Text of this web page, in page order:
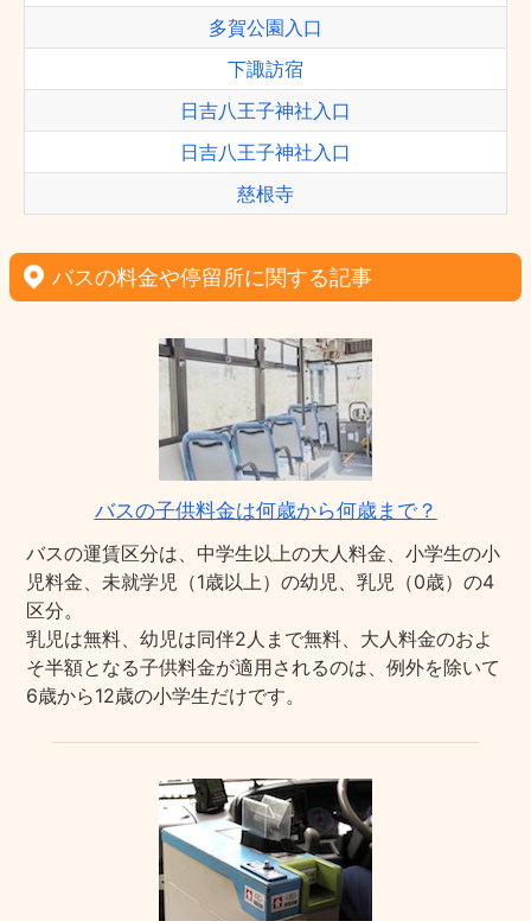
多賀公園入口
下諏訪宿
日吉八王子神社入口
日吉八王子神社入口
慈根寺
バスの料金や停留所に関する記事
バスの子供料金は何歳から何歳まで？
バスの運賃区分は、中学生以上の大人料金、小学生の小
児料金、未就学児（1歳以上）の幼児、乳児（0歳）の4
区分。
乳児は無料、幼児は同伴2人まで無料、大人料金のおよ
そ半額となる子供料金が適用されるのは、例外を除いて
6歳から12歳の小学生だけです。